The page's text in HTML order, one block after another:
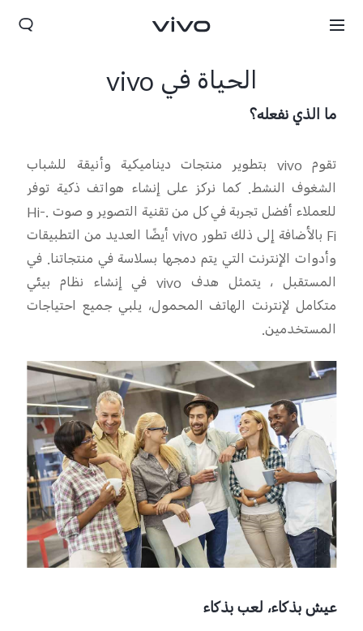
الحياة في vivo
ما الذي نفعله؟
تقوم vivo
بتطوير منتجات ديناميكية وأنيقة للشباب
الشغوف النشط. كما نركز على إنشاء هواتف ذكية توفر
للعملاء أفضل تجربة في كل منتقنية التصوير و صوت .Hi-
Fi بالأضافة إلى ذلكتطور vivo أيضًا العديد من التطبيقات
وأدوات الإنترنت التي يتم دمجها بسلاسة في منتجاتنا. في
المستقبل ، يتمثل هدف
vivo
في إنشاء نظام بيئي
متكامل لإنترنت الهاتف المحمول، يلبي جميع احتياجات
المستخدمين.
عيش بذكاء، لعب بذكاء